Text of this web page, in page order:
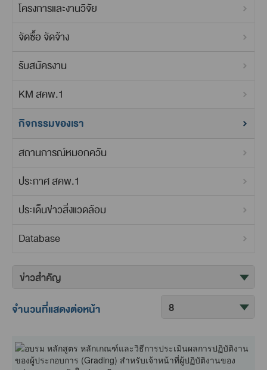
โครงการและงานวิจัย
จัดซื้อ จัดจ้าง
รับสมัครงาน
KM สคพ.1
กิจกรรมของเรา
สถานการณ์หมอกควัน
ประกาศ สคพ.1
ประเด็นข่าวสิ่งแวดล้อม
Database
จัด
เรียง
จำนวนที่แสดงต่อหน้า